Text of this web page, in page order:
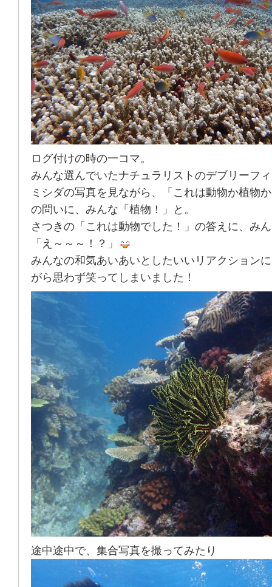
ログ付けの時の一コマ。
みんな選んでいたナチュラリストのデブリーフ
ミシダの写真を見ながら、「これは動物か植物
の問いに、みんな「植物！」と。
さつきの「これは動物でした！」の答えに、み
「え～～～！？」
みんなの和気あいあいとしたいいリアクション
がら思わず笑ってしまいました！
途中途中で、集合写真を撮ってみたり